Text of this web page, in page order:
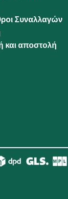
Συναλλαγών
αποστολή